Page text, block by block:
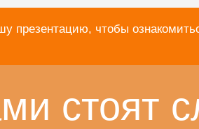
презентацию, чтобы
стоят